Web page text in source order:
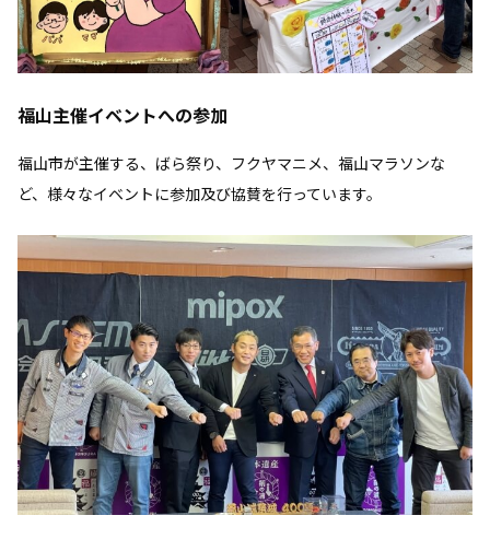
福山主催イベントへの参加
福山市が主催する、ばら祭り、フクヤマニメ、福山マラソンな
ど、様々なイベントに参加及び協賛を行っています。